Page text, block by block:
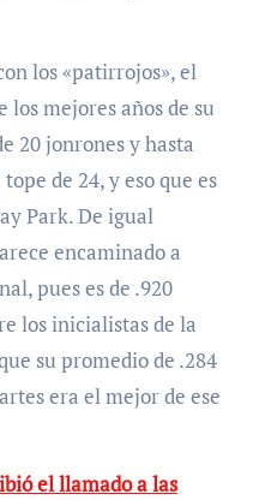
los «patirrojos», el
los mejores años de su
20 jonrones y hasta
de 24, y eso que es
Park. De igual
encaminado a
pues es de .920
los inicialistas de la
su promedio de .284
era el mejor de ese
el llamado a las